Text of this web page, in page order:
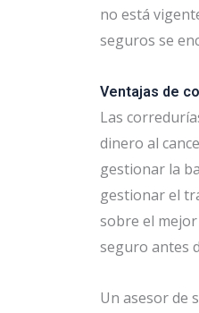
no está
seguros se
Ventajas de
Las
dinero al
gestionar la
gestionar el
sobre el
seguro antes
Un asesor de